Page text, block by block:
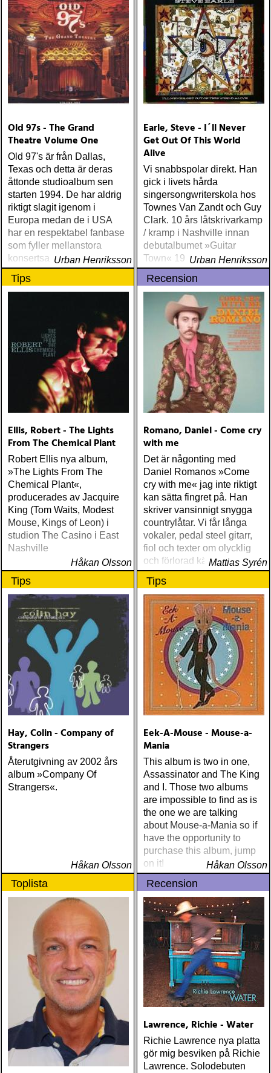
Old 97s - The Grand
Theatre Volume One
Old 97's är från Dallas,
Texas och detta är deras
åttonde studioalbum sen
starten 1994. De har aldrig
riktigt slagit igenom i
Europa medan de i USA
har en respektabel fanbase
som fyller mellanstora
konsertsalongerUrban Henriksson
Earle, Steve - I´ll Never
Get Out Of This World
Alive
Vi snabbspolar direkt. Han
gick i livets hårda
singersongwriterskola hos
Townes Van Zandt och Guy
Clark. 10 års låtskrivarkamp
/ kramp i Nashville innan
debutalbumet »Guitar
Town« 1986 först slog
igenom hos Springsteen /
Mellencamp / Petty-
rockpubliken innan
countryfansen fattade
genialiteten
Urban Henriksson
Tips
Ellis, Robert - The Lights
From The Chemical Plant
Robert Ellis nya album,
»The Lights From The
Chemical Plant«,
producerades av Jacquire
King (Tom Waits, Modest
Mouse, Kings of Leon) i
studion The Casino i East
Nashville
Håkan Olsson
Recension
Romano, Daniel - Come cry
with me
Det är någonting med
Daniel Romanos »Come
cry with me« jag inte riktigt
kan sätta fingret på. Han
skriver vansinnigt snygga
countrylåtar. Vi får långa
vokaler, pedal steel gitarr,
fiol och texter om olycklig
och förlorad kärlekMattias Syrén
Tips
Hay, Colin - Company of
Strangers
Återutgivning av 2002 års
album »Company Of
Strangers«.
Håkan Olsson
Tips
Eek-A-Mouse - Mouse-a-
Mania
This album is two in one,
Assassinator and The King
and I. Those two albums
are impossible to find as is
the one we are talking
about Mouse-a-Mania so if
have the opportunity to
purchase this album, jump
on it!
Håkan Olsson
Toplista Recension
Lawrence, Richie - Water
Richie Lawrence nya platta
gör mig besviken på Richie
Lawrence. Solodebuten